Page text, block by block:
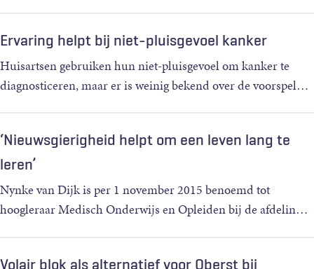
Ervaring helpt bij niet-pluisgevoel kanker
Huisartsen gebruiken hun niet-pluisgevoel om kanker te
diagnosticeren, maar er is weinig bekend over de voorspel…
‘Nieuwsgierigheid helpt om een leven lang te
leren’
Nynke van Dijk is per 1 november 2015 benoemd tot
hoogleraar Medisch Onderwijs en Opleiden bij de afdelin…
Volair blok als alternatief voor Oberst bij